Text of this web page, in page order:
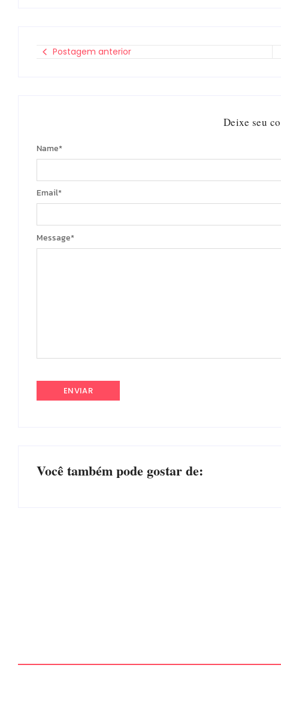
Postagem anterior
Deixe seu
Message*
Name*
Email*
Você também pode gostar de: